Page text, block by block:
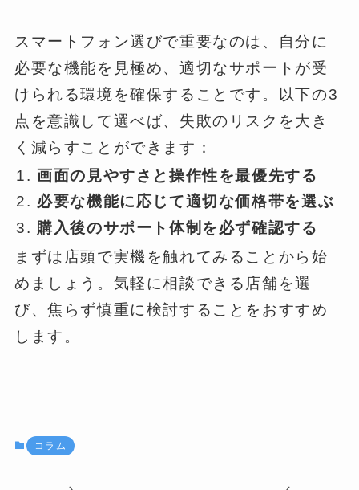
スマートフォン選びで重要なのは、自分に
必要な機能を見極め、適切なサポートが受
けられる環境を確保することです。以下の3
点を意識して選べば、失敗のリスクを大き
く減らすことができます：
画面の見やすさと操作性を最優先する
必要な機能に応じて適切な価格帯を選ぶ
購入後のサポート体制を必ず確認する
まずは店頭で実機を触れてみることから始
めましょう。気軽に相談できる店舗を選
び、焦らず慎重に検討することをおすすめ
します。
コラム